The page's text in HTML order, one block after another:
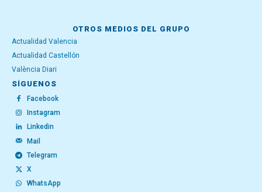
OTROS MEDIOS DEL GRUPO
Actualidad Valencia
Actualidad Castellón
València Diari
SÍGUENOS
Facebook
Instagram
Linkedin
Mail
Telegram
X
WhatsApp